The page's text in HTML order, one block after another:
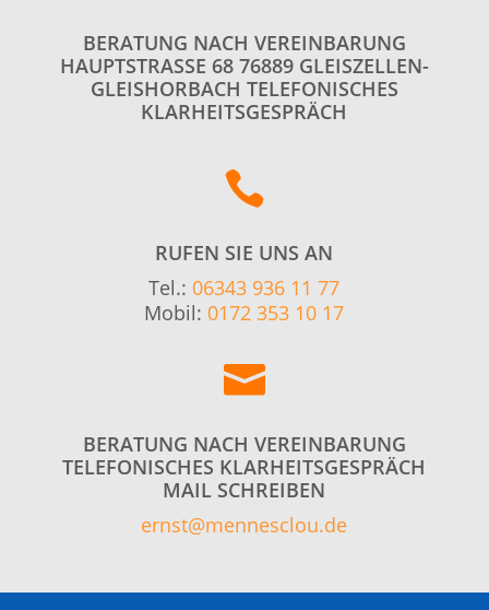
BERATUNG NACH VEREINBARUNG
HAUPTSTRASSE 68 76889 GLEISZELLEN-G
LEISHORBACH TELEFONISCHES K
LARHEITSGESPRÄCH

RUFEN SIE UNS AN
Tel.: 06343 936 11 77
Mobil: 0172 353 10 17

BERATUNG NACH VEREINBARUNG
TELEFONISCHES KLARHEITSGESPRÄCH
MAIL SCHREIBEN
ernst@mennesclou.de